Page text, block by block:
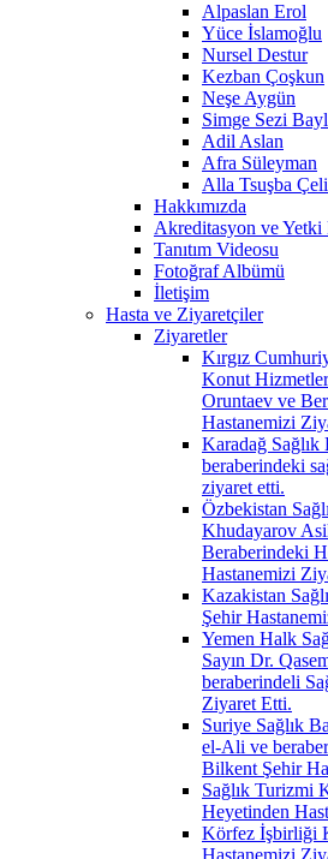
Alpaslan Erol
Yüce İslamoğlu
Nursel Destur
Kezban Çoşkun
Neşe Aygün
Simge Sezi
Adil Aslan
Afra Süleyman
Alla Tsuşba
Hakkımızda
Akreditasyon ve
Tanıtım Videosu
Fotoğraf Albümü
İletişim
Hasta ve Ziyaretçiler
Ziyaretler
Kırgız
Konut
Oruntaev ve
Hastanemizi
Karadağ Sağlık
beraberindeki
ziyaret etti.
Özbekistan
Khudayarov
Beraberindeki
Hastanemizi
Kazakistan
Şehir
Yemen Halk
Sayın Dr.
beraberindeli
Ziyaret Etti.
Suriye Sağlık
el-Ali ve
Bilkent Şehir
Sağlık Turizmi
Heyetinden
Körfez İşbirliği
Hastanemizi